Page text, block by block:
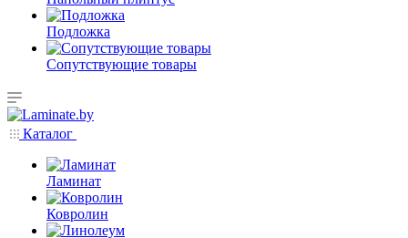
Подложка
Сопутствующие товары
Каталог
Ламинат
Ковролин